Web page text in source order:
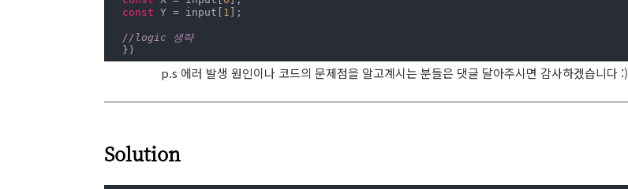
const Y = input[ 1 ];
//logic 생략
  })
p.s 에러 발생 원인이나 코드의 문제점을 알고계시는 분들은 댓글 달아주시면 감사하겠습니다 :)
Solution